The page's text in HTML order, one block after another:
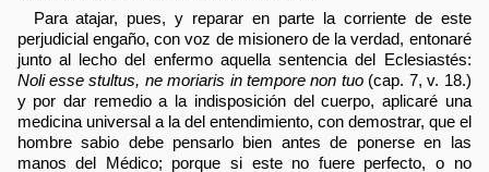
Para atajar, pues, y reparar en parte la corriente de este
perjudicial engaño, con voz de misionero de la verdad, entonaré
junto al lecho del enfermo aquella sentencia del Eclesiastés:
Noli esse stultus, ne moriaris in tempore non tuo(cap. 7, v. 18.)
y por dar remedio a la indisposición del cuerpo, aplicaré una
medicina universal a la del entendimiento, con demostrar, que el
hombre sabio debe pensarlo bien antes de ponerse en las
manos del Médico; porque si este no fuere perfecto, o no